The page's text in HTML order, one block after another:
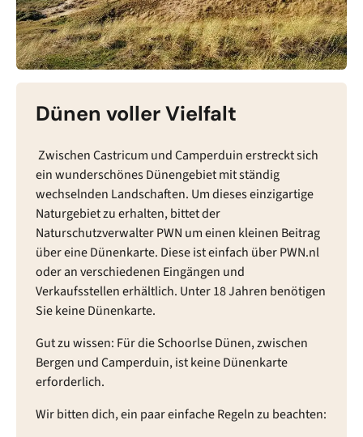
Dünen voller Vielfalt
Zwischen Castricum und Camperduin erstreckt sich
ein wunderschönes Dünengebiet mit ständig
wechselnden Landschaften. Um dieses einzigartige
Naturgebiet zu erhalten, bittet der
Naturschutzverwalter PWN um einen kleinen Beitrag
über eine Dünenkarte. Diese ist einfach über PWN.nl
oder an verschiedenen Eingängen und
Verkaufsstellen erhältlich. Unter 18 Jahren benötigen
Sie keine Dünenkarte.
Gut zu wissen: Für die Schoorlse Dünen, zwischen
Bergen und Camperduin, ist keine Dünenkarte
erforderlich.
Wir bitten dich, ein paar einfache Regeln zu beachten: